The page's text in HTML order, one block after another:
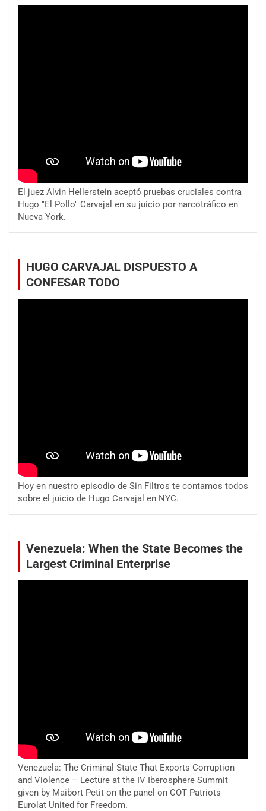
El juez Alvin Hellerstein aceptó pruebas cruciales contra
Hugo "El Pollo" Carvajal en su juicio por narcotráfico en
Nueva York.
HUGO CARVAJAL DISPUESTO A
CONFESAR TODO
Hoy en nuestro episodio de Sin Filtros te contamos todos
sobre el juicio de Hugo Carvajal en NYC.
Venezuela: When the State Becomes the
Largest Criminal Enterprise
Venezuela: The Criminal State That Exports Corruption
and Violence – Lecture at the IV Iberosphere Summit
given by Maibort Petit on the panel on COT Patriots
Eurolat United for Freedom.